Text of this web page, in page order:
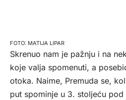
MATIJA LIPAR
Skrenuo nam je pažnju i na
koje valja spomenuti, a
otoka. Naime, Premuda se,
put spominje u 3. stoljeću pod